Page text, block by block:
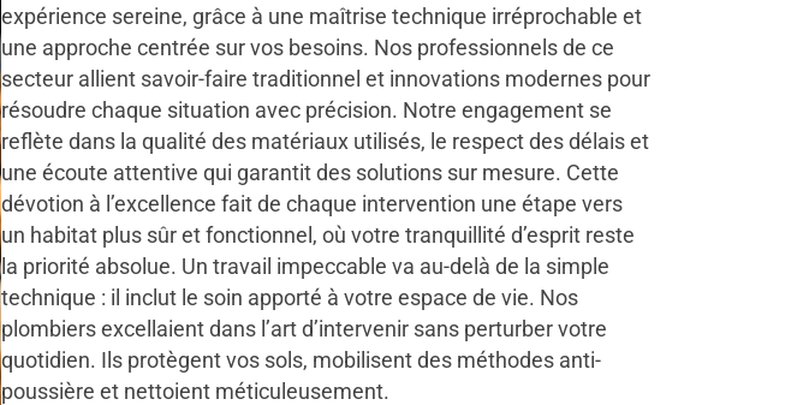
expérience sereine, grâce à une maîtrise technique irréprochable et
une approche centrée sur vos besoins. Nos professionnels de ce
secteur allient savoir-faire traditionnel et innovations modernes pour
résoudre chaque situation avec précision. Notre engagement se
reflète dans la qualité des matériaux utilisés, le respect des délais et
une écoute attentive qui garantit des solutions sur mesure. Cette
dévotion à l’excellence fait de chaque intervention une étape vers
un habitat plus sûr et fonctionnel, où votre tranquillité d’esprit reste
la priorité absolue. Un travail impeccable va au-delà de la simple
technique : il inclut le soin apporté à votre espace de vie. Nos
plombiers excellaient dans l’art d’intervenir sans perturber votre
quotidien. Ils protègent vos sols, mobilisent des méthodes anti-
poussière et nettoient méticuleusement.